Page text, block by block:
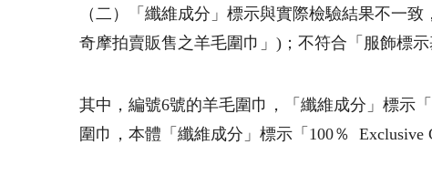
（二）「纖維成分」標示與實際檢驗結果不一
奇摩拍賣販售之羊毛圍巾」)；不符合「服飾標
其中，編號6號的羊毛圍巾，「纖維成分」標示
圍巾，本體「纖維成分」標示「100％ Exclusive